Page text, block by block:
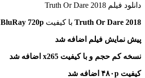
دانلود فیلم Truth Or Dare 2018
Truth Or Dare 2018 با کیفیت BluRay 720p
پیش نمایش فیلم اضافه شد
نسخه کم حجم و با کیفیت x265 اضافه شد
کیفیت ۴۸۰p اضافه شد